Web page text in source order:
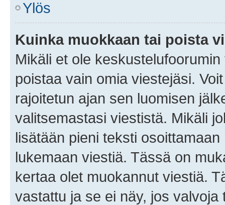
Ylös
Kuinka muokkaan tai poista
Mikäli et ole
poistaa vain omia viestejäsi.
rajoitetun ajan sen luomisen
valitsemastasi viestistä. Mikäli
lisätään pieni teksti
lukemaan viestiä. Tässä on
kertaa olet muokannut viestiä.
vastattu ja se ei näy, jos